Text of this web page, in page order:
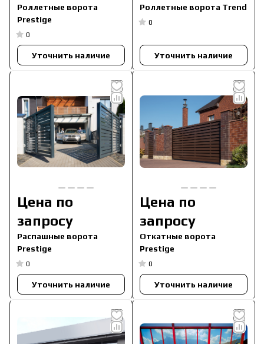
Роллетные ворота
Prestige
0
Уточнить наличие
Роллетные ворота Trend
0
Уточнить наличие
Цена по
запросу
Распашные ворота
Prestige
0
Уточнить наличие
Цена по
запросу
Откатные ворота
Prestige
0
Уточнить наличие